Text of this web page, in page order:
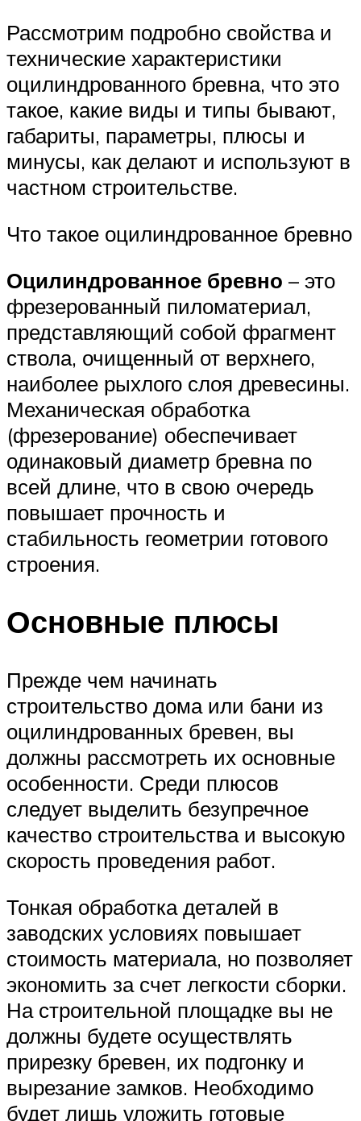
Рассмотрим подробно свойства и
технические характеристики
оцилиндрованного бревна, что это
такое, какие виды и типы бывают,
габариты, параметры, плюсы и
минусы, как делают и используют в
частном строительстве.
Что такое оцилиндрованное бревно
Оцилиндрованное бревно – это
фрезерованный пиломатериал,
представляющий собой фрагмент
ствола, очищенный от верхнего,
наиболее рыхлого слоя древесины.
Механическая обработка
(фрезерование) обеспечивает
одинаковый диаметр бревна по
всей длине, что в свою очередь
повышает прочность и
стабильность геометрии готового
строения.
Основные плюсы
Прежде чем начинать
строительство дома или бани из
оцилиндрованных бревен, вы
должны рассмотреть их основные
особенности. Среди плюсов
следует выделить безупречное
качество строительства и высокую
скорость проведения работ.
Тонкая обработка деталей в
заводских условиях повышает
стоимость материала, но позволяет
экономить за счет легкости сборки.
На строительной площадке вы не
должны будете осуществлять
прирезку бревен, их подгонку и
вырезание замков. Необходимо
будет лишь уложить готовые